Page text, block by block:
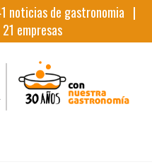
noticias de gastronomia |
21 empresas